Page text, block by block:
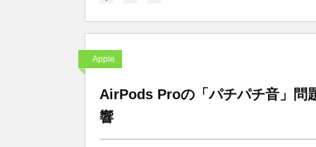
Apple
AirPods Proの「パチパチ音」問
響